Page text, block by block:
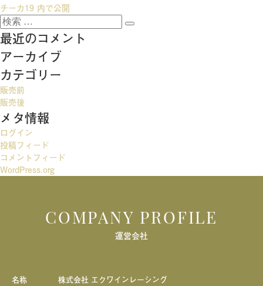
投
稿
ナ
ビ
ゲ
ー
シ
ョ
ン
チーカ19 内で公開
検
索:
検
最近のコメント
アーカイブ
カテゴリー
販売前
販売後
メタ情報
ログイン
投稿フィード
コメントフィード
WordPress.org
COMPANY PROFILE
運営会社
名称 株式会社 エクワインレーシング